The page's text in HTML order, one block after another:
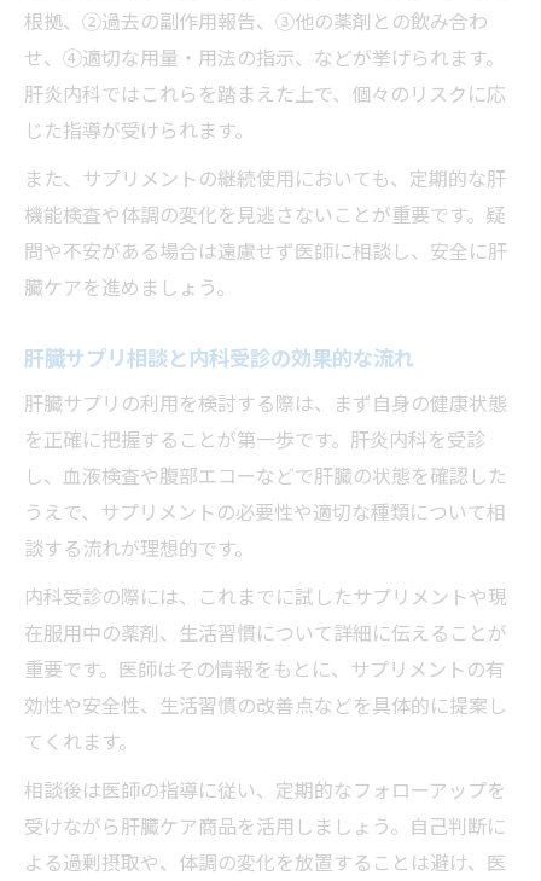
根拠、②過去の副作用報告、③他の薬剤との飲み合わ
せ、④適切な用量・用法の指示、などが挙げられます。
肝炎内科ではこれらを踏まえた上で、個々のリスクに応
じた指導が受けられます。
また、サプリメントの継続使用においても、定期的な肝
機能検査や体調の変化を見逃さないことが重要です。疑
問や不安がある場合は遠慮せず医師に相談し、安全に肝
臓ケアを進めましょう。
肝臓サプリ相談と内科受診の効果的な流れ
肝臓サプリの利用を検討する際は、まず自身の健康状態
を正確に把握することが第一歩です。肝炎内科を受診
し、血液検査や腹部エコーなどで肝臓の状態を確認した
うえで、サプリメントの必要性や適切な種類について相
談する流れが理想的です。
内科受診の際には、これまでに試したサプリメントや現
在服用中の薬剤、生活習慣について詳細に伝えることが
重要です。医師はその情報をもとに、サプリメントの有
効性や安全性、生活習慣の改善点などを具体的に提案し
てくれます。
相談後は医師の指導に従い、定期的なフォローアップを
受けながら肝臓ケア商品を活用しましょう。自己判断に
よる過剰摂取や、体調の変化を放置することは避け、医